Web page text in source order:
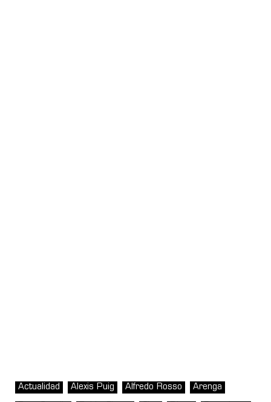
Actualidad Alexis Puig Alfredo Rosso Arenga